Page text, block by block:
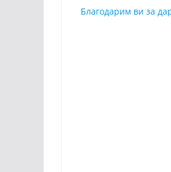
Благодарим ви за